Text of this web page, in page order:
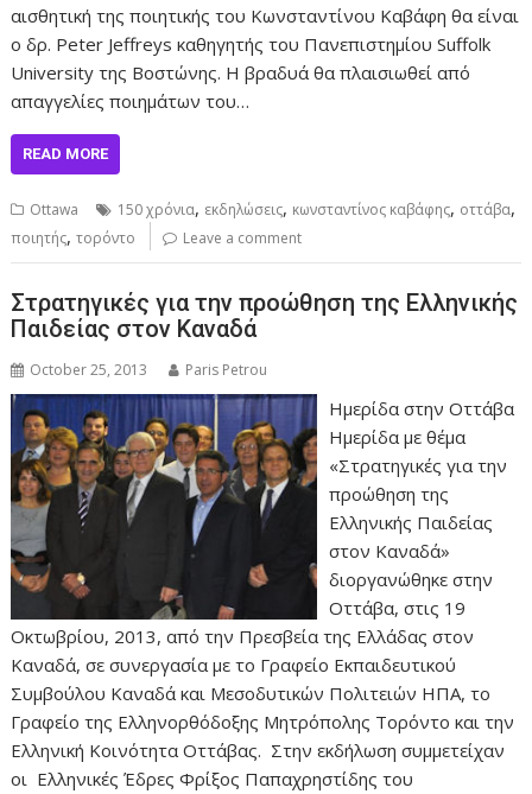
αισθητική της ποιητικής του Κωνσταντίνου Καβάφη θα είναι
ο δρ. Peter Jeffreys καθηγητής του Πανεπιστημίου Suffolk
University της Βοστώνης. Η βραδυά θα πλαισιωθεί από
απαγγελίες ποιημάτων του…
READ MORE
Ottawa 150 χρόνια, εκδηλώσεις, κωνσταντίνος καβάφης, οττάβα,
ποιητής,τορόντο Leave a comment
Στρατηγικές για την προώθηση της Ελληνικής
Παιδείας στον Καναδά
October 25, 2013 Paris Petrou
Ημερίδα στην Οττάβα
Ημερίδα με θέμα
«Στρατηγικές για την
προώθηση της
Ελληνικής Παιδείας
στον Καναδά»
διοργανώθηκε στην
Οττάβα, στις 19
Οκτωβρίου, 2013, από την Πρεσβεία της Ελλάδας στον
Καναδά, σε συνεργασία με το Γραφείο Εκπαιδευτικού
Συμβούλου Καναδά και Μεσοδυτικών Πολιτειών ΗΠΑ, το
Γραφείο της Ελληνορθόδοξης Μητρόπολης Τορόντο και την
Ελληνική Κοινότητα Οττάβας. Στην εκδήλωση συμμετείχαν
οι Ελληνικές Έδρες Φρίξος Παπαχρηστίδης του